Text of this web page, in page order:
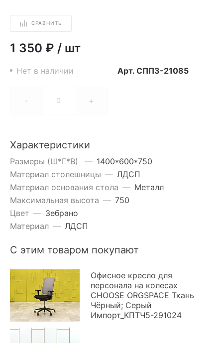
СРАВНИТЬ
1 350 ₽ / шт
Нет в наличии Арт. СППЗ-21085
- +
Характеристики
Размеры (Ш*Г*В) — 1400*600*750
Материал столешницы — ЛДСП
Материал основания стола — Металл
Максимальная высота — 750
Цвет — Зебрано
Материал — ЛДСП
С этим товаром покупают
Офисное кресло для
персонала на колесах
CHOOSE ORGSPACE Ткань
Чёрный; Серый
Импорт_КПТЧ5-291024